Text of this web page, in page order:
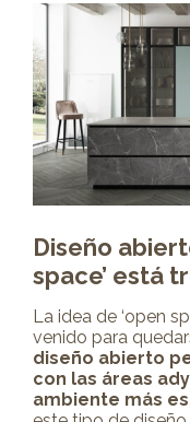
Diseño
space’ está
La idea de ‘open
venido para
diseño abierto
con las áreas
ambiente más